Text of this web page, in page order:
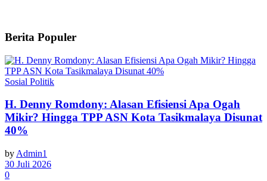
Berita Populer
Sosial Politik
H. Denny Romdony: Alasan Efisiensi Apa Ogah
Mikir? Hingga TPP ASN Kota Tasikmalaya Disunat
40%
by Admin1
30 Juli 2026
0